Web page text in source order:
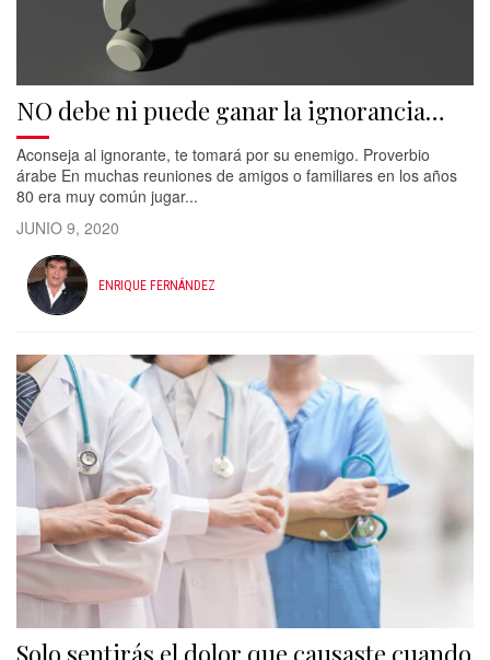
NO debe ni puede ganar la ignorancia…
Aconseja al ignorante, te tomará por su enemigo. Proverbio
árabe En muchas reuniones de amigos o familiares en los años
80 era muy común jugar...
JUNIO 9, 2020
ENRIQUE FERNÁNDEZ
Solo sentirás el dolor que causaste cuando